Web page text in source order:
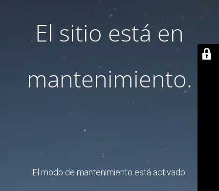
El sitio está en
mantenimiento.
El modo de mantenimiento está activado.